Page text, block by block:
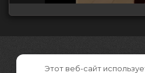
Этот веб-сайт